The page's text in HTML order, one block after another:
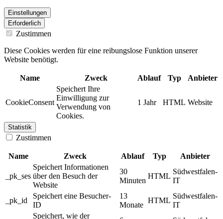
Einstellungen
Erforderlich
Zustimmen
Diese Cookies werden für eine reibungslose Funktion unserer
Website benötigt.
Name Zweck Ablauf Typ Anbieter
CookieConsent
Speichert Ihre
Einwilligung zur
Verwendung von
Cookies.
1 Jahr HTML Website
Statistik
Zustimmen
Name Zweck Ablauf Typ Anbieter
_pk_ses
Speichert Informationen
über den Besuch der
Website
30
Minuten
HTML
Südwestfalen-
IT
_pk_id
Speichert eine Besucher-
ID
13
Monate
HTML
Südwestfalen-
IT
Speichert, wie der